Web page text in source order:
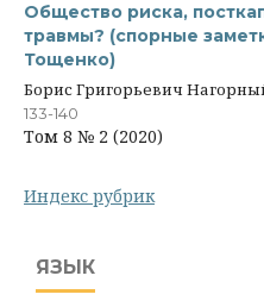
Общество риска,
травмы? (спорные
Тощенко)
Борис Григорьевич
133-140
Том 8 № 2 (2020)
Индекс рубрик
ЯЗЫК